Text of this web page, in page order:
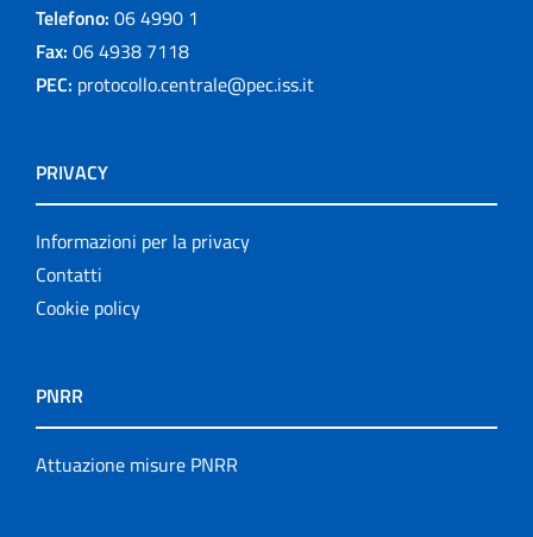
Telefono: 06 4990 1
Fax: 06 4938 7118
PEC: protocollo.centrale@pec.iss.it
PRIVACY
Informazioni per la privacy
Contatti
Cookie policy
PNRR
Attuazione misure PNRR